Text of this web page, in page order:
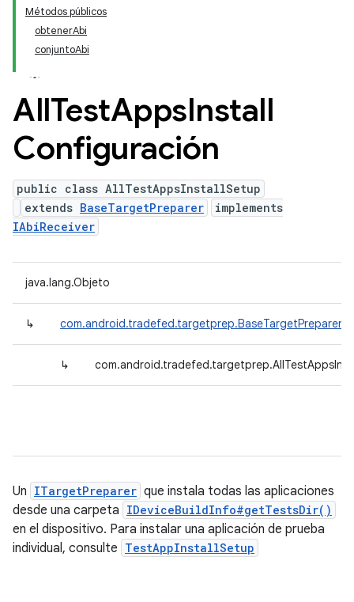
Métodos públicos
obtenerAbi
conjuntoAbi
AllTestAppsInstall
Configuración
public class AllTestAppsInstallSetup
extends BaseTargetPreparer
implements
IAbiReceiver
java.lang.Objeto
↳ com.android.tradefed.targetprep.BaseTargetPreparer
↳
Un ITargetPreparer que instala todas las aplicaciones
desde una carpeta IDeviceBuildInfo#getTestsDir()
en el dispositivo. Para instalar una aplicación de prueba
individual, consulte TestAppInstallSetup